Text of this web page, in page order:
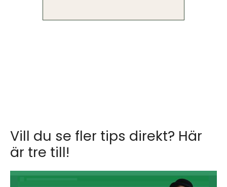
Vill du se fler tips direkt? Här
är tre till!